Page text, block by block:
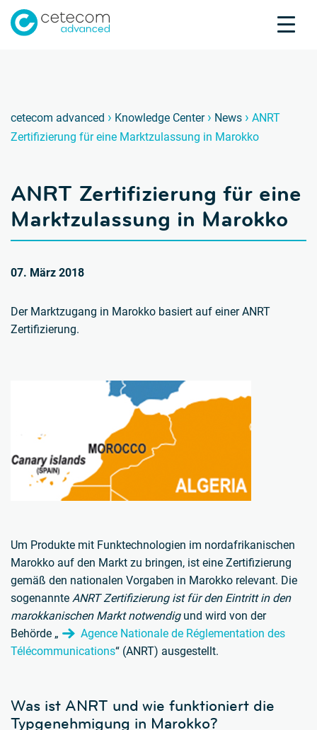
Über uns
Knowledge Center
cetecom advanced › Knowledge Center › News › ANRT
Zertifizierung für eine Marktzulassung in Marokko
ANRT Zertifizierung für eine
Marktzulassung in Marokko
07. März 2018
Der Marktzugang in Marokko basiert auf einer ANRT
Zertifizierung.
Um Produkte mit Funktechnologien im nordafrikanischen
Marokko auf den Markt zu bringen, ist eine Zertifizierung
gemäß den nationalen Vorgaben in Marokko relevant. Die
sogenannte ANRT Zertifizierung ist für den Eintritt in den
marokkanischen Markt notwendigund wird von der
Behörde „
Agence Nationale de Réglementation des
Télécommunications“ (ANRT) ausgestellt.
Was ist ANRT und wie funktioniert die
Typgenehmigung in Marokko?